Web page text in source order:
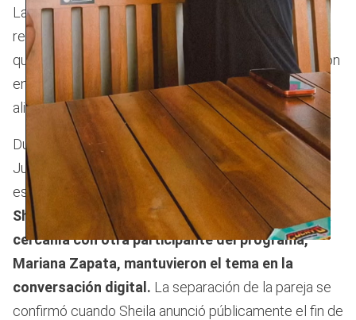
0
seconds
of
58
seconds
Las imágenes rápidamente generaron una ola de
reacciones entre los seguidores del humorista,
quienes celebraron la escena y resaltaron la conexión
entre padre e hija, considerándola un momento de
alivio y felicidad tras semanas de distancia.
Durante su estancia en el reality
, la vida privada de
Juanda Caribe fue objeto de atención pública y
especulación.Los rumores sobre su relación con
Sheila Gándara, madre de Victoria, y la supuesta
cercanía con otra participante del programa,
Mariana Zapata, mantuvieron el tema en la
conversación digital. La separación de la pareja se
confirmó cuando Sheila anunció públicamente el fin de